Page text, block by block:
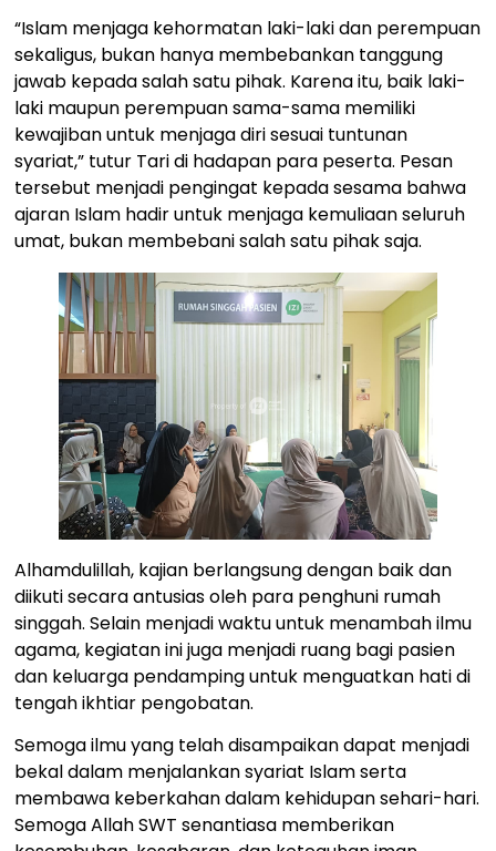
“Islam menjaga kehormatan laki-laki dan perempuan
sekaligus, bukan hanya membebankan tanggung
jawab kepada salah satu pihak. Karena itu, baik laki-
laki maupun perempuan sama-sama memiliki
kewajiban untuk menjaga diri sesuai tuntunan
syariat,” tutur Tari di hadapan para peserta. Pesan
tersebut menjadi pengingat kepada sesama bahwa
ajaran Islam hadir untuk menjaga kemuliaan seluruh
umat, bukan membebani salah satu pihak saja.
Alhamdulillah, kajian berlangsung dengan baik dan
diikuti secara antusias oleh para penghuni rumah
singgah. Selain menjadi waktu untuk menambah ilmu
agama, kegiatan ini juga menjadi ruang bagi pasien
dan keluarga pendamping untuk menguatkan hati di
tengah ikhtiar pengobatan.
Semoga ilmu yang telah disampaikan dapat menjadi
bekal dalam menjalankan syariat Islam serta
membawa keberkahan dalam kehidupan sehari-hari.
Semoga Allah SWT senantiasa memberikan